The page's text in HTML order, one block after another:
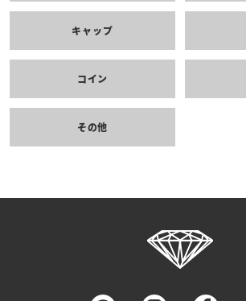
キャップ
コイン
その他